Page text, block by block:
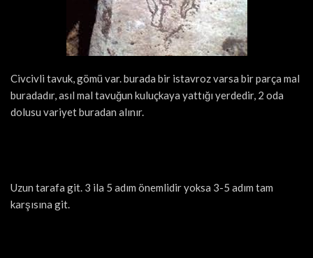
Civcivli tavuk, gömü var. burada bir istavroz varsa bir parça mal
buradadır, asıl mal tavuğun kuluçkaya yattığı yerdedir, 2 oda
dolusu variyet buradan alınır.
Uzun tarafa git. 3 ila 5 adım önemlidir yoksa 3-5 adım tam
karşısına git.